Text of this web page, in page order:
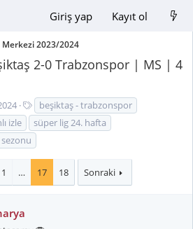
Giriş yap Kayıt ol
Merkezi 2023/2024
2-0 Trabzonspor | MS | 4
t
i
k
e
l
beşiktaş - trabzonspor
izle
süper lig 24. hafta
1 … 17 18 Sonraki